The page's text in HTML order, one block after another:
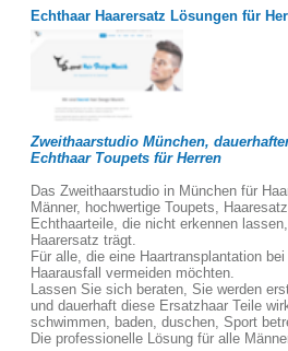
Echthaar Haarersatz Lösungen für
Zweithaarstudio München,
Echthaar Toupets für Herren
Das Zweithaarstudio in München für
Männer, hochwertige Toupets,
Echthaarteile, die nicht erkennen
Haarersatz trägt.
Für alle, die eine Haartransplantation
Haarausfall vermeiden möchten.
Lassen Sie sich beraten, Sie werden
und dauerhaft diese Ersatzhaar Teile
schwimmen, baden, duschen, Sport
Die professionelle Lösung für alle